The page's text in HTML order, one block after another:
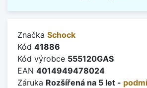
Značka Schock
Kód 41886
Kód výrobce 555120GAS
EAN 4014949478024
Záruka Rozšířená na 5 let -